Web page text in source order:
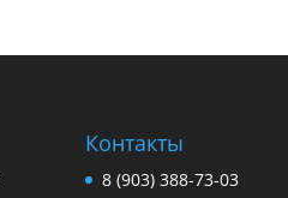
Контакты
8 (903) 388-73-03